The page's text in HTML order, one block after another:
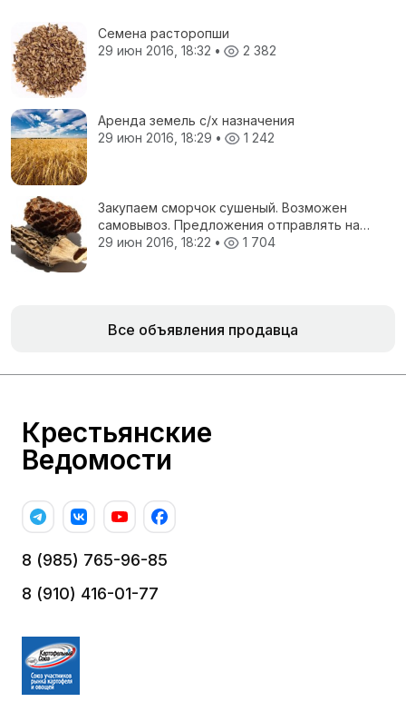
Семена расторопши
29 июн 2016, 18:32 • 2 382
Аренда земель с/х назначения
29 июн 2016, 18:29 • 1 242
Закупаем сморчок сушеный. Возможен
самовывоз. Предложения отправлять на
электронную почту.
29 июн 2016, 18:22 • 1 704
Все объявления продавца
Крестьянские
Ведомости
8 (985) 765-96-85
8 (910) 416-01-77